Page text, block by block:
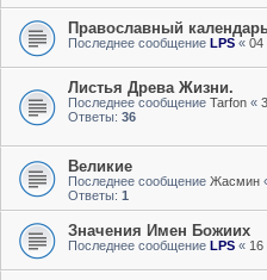
Православный
Последнее сообщение LPS « 04
Листья Древа Жизни.
Последнее сообщение Tarfon «
Ответы: 36
Великие
Последнее сообщение Жасмин
Ответы: 1
Значения Имен Божиих
Последнее сообщение LPS « 16